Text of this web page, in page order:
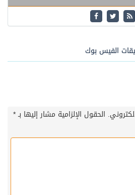
الفيس بوك
الحقول الإلزامية مشار إليها بـ*